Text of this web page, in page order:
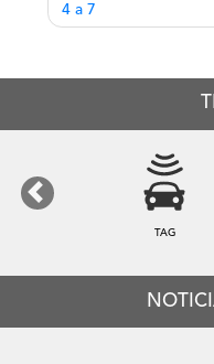
entradas
4 a 7
TAG
Previous